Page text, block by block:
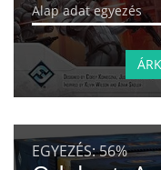
Alap adat egyezés
EGYEZÉS:56%